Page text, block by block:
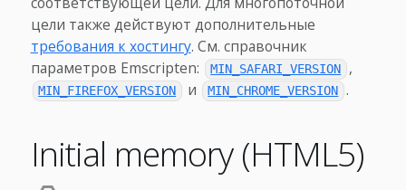
цели также действуют дополнительные
требования к хостингу. См. справочник
параметров Emscripten:
MIN_SAFARI_VERSION ,
MIN_FIREFOX_VERSION и MIN_CHROME_VERSION .
Initial memory (HTML5)